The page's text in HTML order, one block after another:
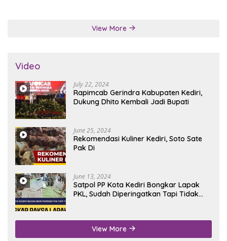
View More
Video
July 22, 2024
Rapimcab Gerindra Kabupaten Kediri,
Dukung Dhito Kembali Jadi Bupati
June 25, 2024
Rekomendasi Kuliner Kediri, Soto Sate
Pak Di
June 13, 2024
Satpol PP Kota Kediri Bongkar Lapak
PKL, Sudah Diperingatkan Tapi Tidak
View More